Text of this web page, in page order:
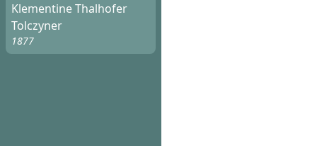
Klementine Thalhofer
Tolczyner
1877